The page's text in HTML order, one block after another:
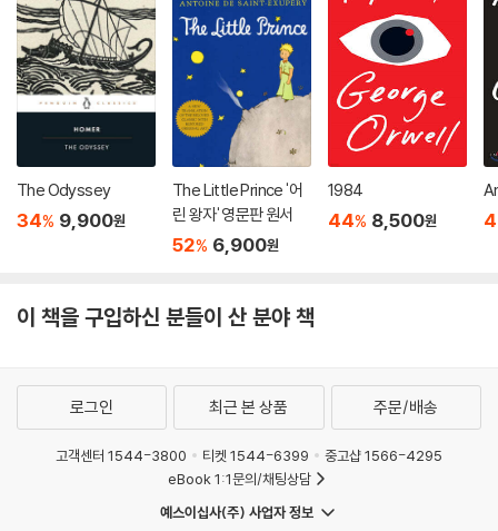
The Odyssey
34% 9,900원
The Little Prince '어
린 왕자' 영문판 원서
52% 6,900원
1984
44% 8,500원
이 책을 구입하신 분들이 산 분야 책
로그인 최근 본 상품 주문/배송
고객센터 1544-3800 티켓 1544-6399
중고샵 1566-4295
eBook 1:1문의/채팅상담
예스이십사(주) 사업자 정보